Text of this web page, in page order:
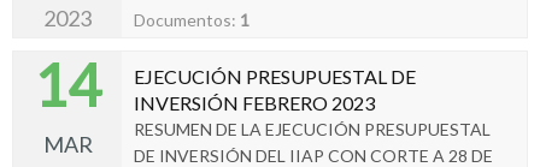
2023
COMPARATIVO 2021 – 2022, ESTADO DE
EN EL PATRIMONIO), CON SUS RESPECTIVAS
NOTAS EXPLICATIVAS (REVELACIONES) A 31
DE DICIEMBRE DE 2022
Documentos: 1
14
MAR
EJECUCIÓN PRESUPUESTAL DE
INVERSIÓN FEBRERO 2023
RESUMEN DE LA EJECUCIÓN PRESUPUESTAL
DE INVERSIÓN DEL IIAP CON CORTE A 28 DE